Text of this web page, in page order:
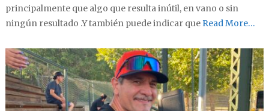
principalmente que algo que resulta inútil, en vano o sin
ningún resultado .Y también puede indicar queRead More…